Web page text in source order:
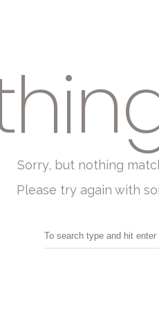
Sorry, but nothing
Please try again with